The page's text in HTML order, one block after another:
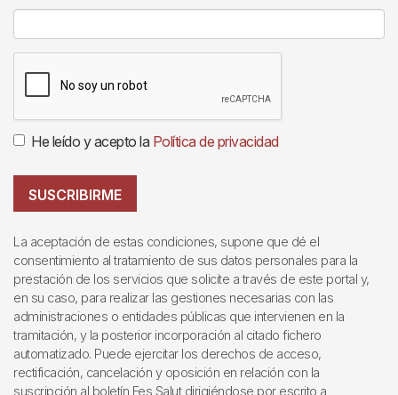
He leído y acepto la Política de privacidad
SUSCRIBIRME
La aceptación de estas condiciones, supone que dé el
consentimiento al tratamiento de sus datos personales para la
prestación de los servicios que solicite a través de este portal y,
en su caso, para realizar las gestiones necesarias con las
administraciones o entidades públicas que intervienen en la
tramitación, y la posterior incorporación al citado fichero
automatizado. Puede ejercitar los derechos de acceso,
rectificación, cancelación y oposición en relación con la
suscripción al boletín Fes Salut dirigiéndose por escrito a